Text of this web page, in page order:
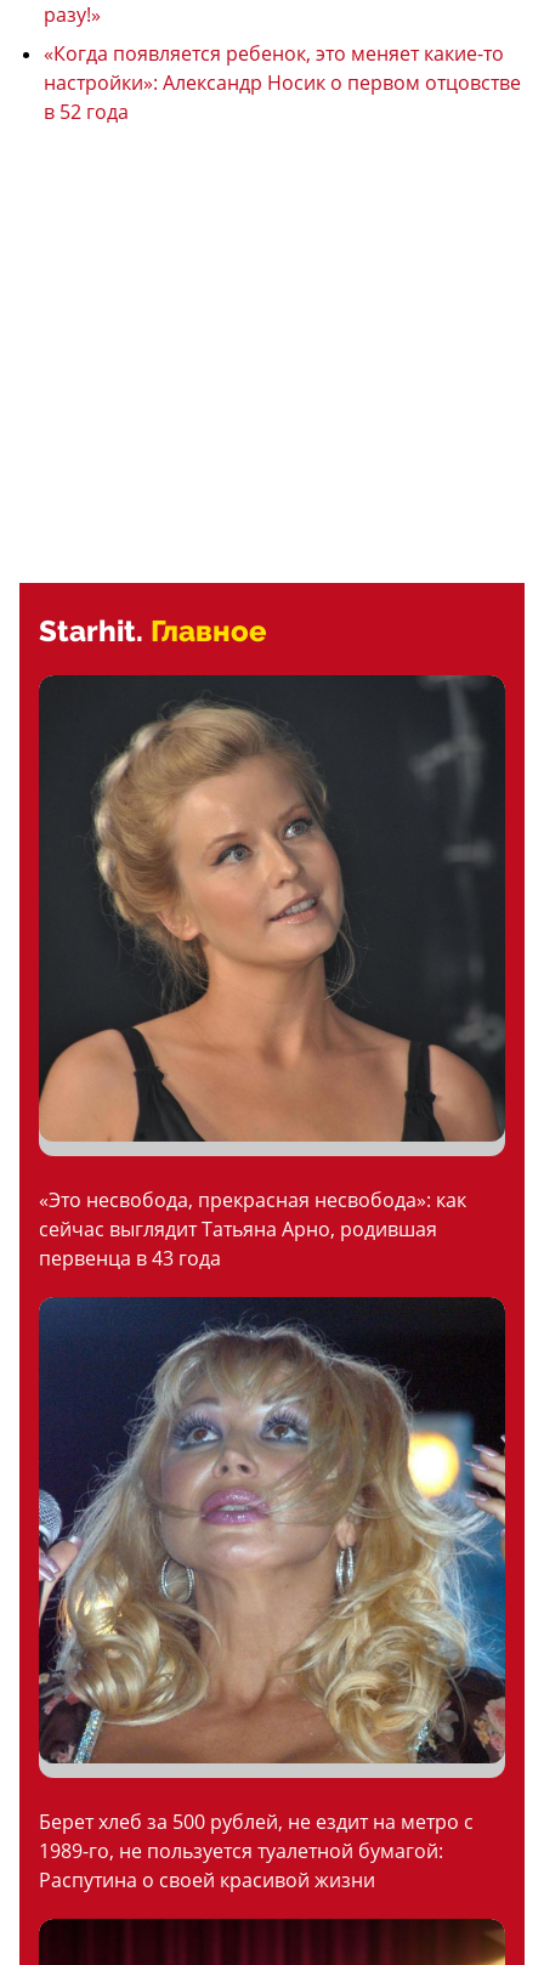
разу!»
«Когда появляется ребенок, это меняет какие-то
настройки»: Александр Носик о первом отцовстве
в 52 года
Starhit. Главное
«Это несвобода, прекрасная несвобода»: как
сейчас выглядит Татьяна Арно, родившая
первенца в 43 года
Берет хлеб за 500 рублей, не ездит на метро с
1989-го, не пользуется туалетной бумагой:
Распутина о своей красивой жизни